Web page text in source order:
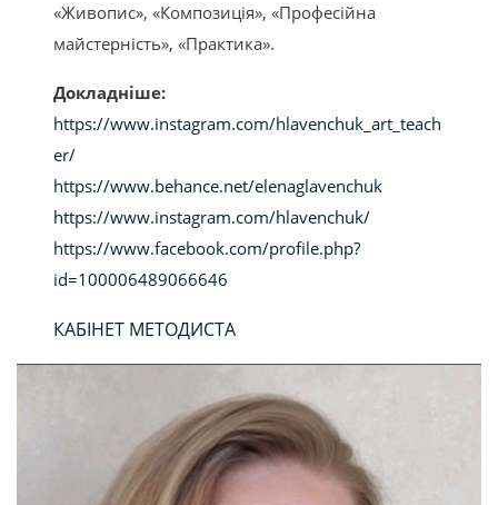
«Живопис», «Композиція», «Професійна
майстерність», «Практика».
Докладніше:
https://www.instagram.com/hlavenchuk_art_teach
er/
https://www.behance.net/elenaglavenchuk
https://www.instagram.com/hlavenchuk/
https://www.facebook.com/profile.php?
id=100006489066646
КАБІНЕТ МЕТОДИСТА